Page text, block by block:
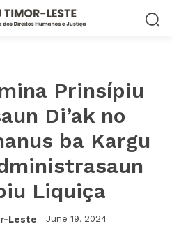
Prinsípiu
Di’ak no
ba Kargu
Liquiça
Leste June 19, 2024